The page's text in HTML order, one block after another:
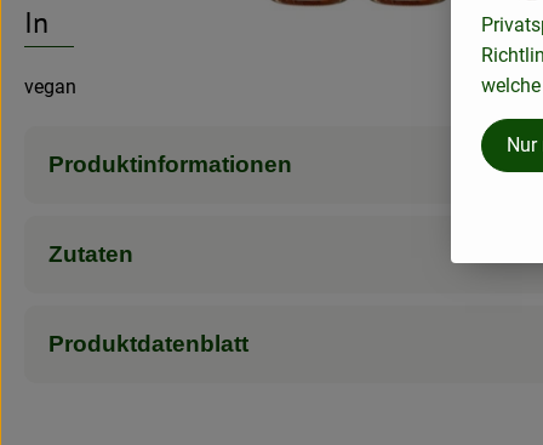
Info
vegan
Produktinformationen
Zutaten
Produktdatenblatt
Nur